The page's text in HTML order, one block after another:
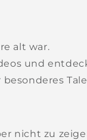
alt war.
und
besonderes
nicht zu